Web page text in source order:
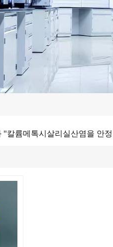
"칼륨메톡시살리실산염을 안